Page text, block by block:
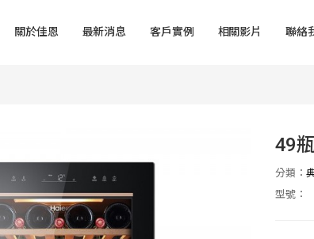
關於佳恩 最新消息 客戶實例 相關影片 聯絡
49
分類：
型號：